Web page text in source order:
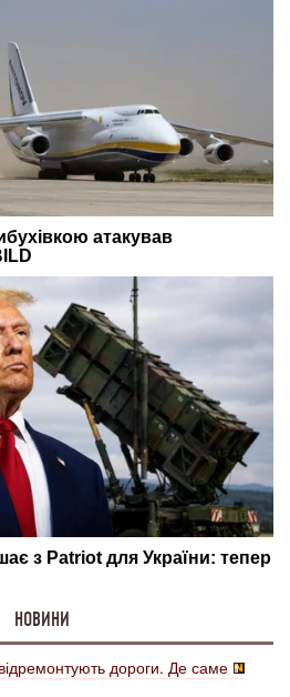
НОВИНИ
дороги. Де саме